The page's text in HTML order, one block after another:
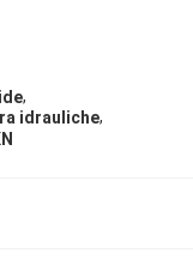
,
idrauliche,